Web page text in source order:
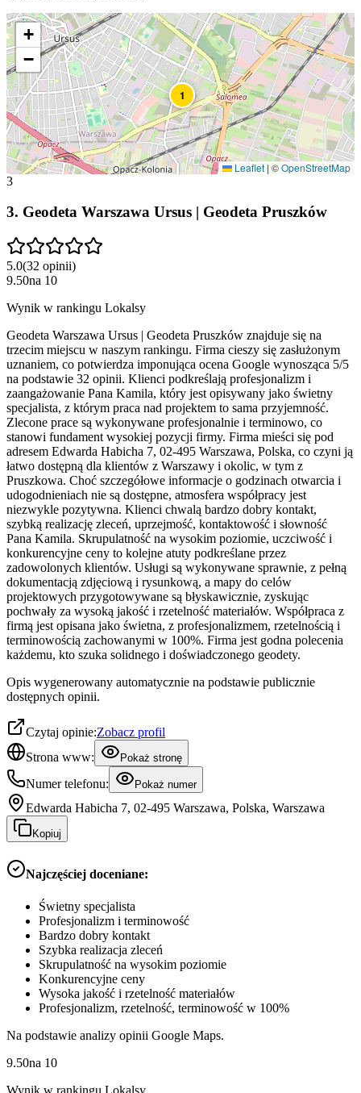
1
+
−
Leaflet | ©OpenStreetMap
3
3. Geodeta Warszawa Ursus | Geodeta Pruszków
5.0(32 opinii)
9.50na 10
Wynik w rankingu Lokalsy
Geodeta Warszawa Ursus | Geodeta Pruszków znajduje się na
trzecim miejscu w naszym rankingu. Firma cieszy się zasłużonym
uznaniem, co potwierdza imponująca ocena Google wynosząca 5/5
na podstawie 32 opinii. Klienci podkreślają profesjonalizm i
zaangażowanie Pana Kamila, który jest opisywany jako świetny
specjalista, z którym praca nad projektem to sama przyjemność.
Zlecone prace są wykonywane profesjonalnie i terminowo, co
stanowi fundament wysokiej pozycji firmy. Firma mieści się pod
adresem Edwarda Habicha 7, 02-495 Warszawa, Polska, co czyni ją
łatwo dostępną dla klientów z Warszawy i okolic, w tym z
Pruszkowa. Choć szczegółowe informacje o godzinach otwarcia i
udogodnieniach nie są dostępne, atmosfera współpracy jest
niezwykle pozytywna. Klienci chwalą bardzo dobry kontakt,
szybką realizację zleceń, uprzejmość, kontaktowość i słowność
Pana Kamila. Skrupulatność na wysokim poziomie, uczciwość i
konkurencyjne ceny to kolejne atuty podkreślane przez
zadowolonych klientów. Usługi są wykonywane sprawnie, z pełną
dokumentacją zdjęciową i rysunkową, a mapy do celów
projektowych przygotowywane są błyskawicznie, zyskując
pochwały za wysoką jakość i rzetelność materiałów. Współpraca z
firmą jest opisana jako świetna, z profesjonalizmem, rzetelnością i
terminowością zachowanymi w 100%. Firma jest godna polecenia
każdemu, kto szuka solidnego i doświadczonego geodety.
Opis wygenerowany automatycznie na podstawie publicznie
dostępnych opinii.
Czytaj opinie:Zobacz profil
Strona www:
Pokaż stronę
Numer telefonu: Pokaż numer
Edwarda Habicha 7, 02-495 Warszawa, Polska, Warszawa
Kopiuj
Najczęściej doceniane:
Świetny specjalista
Profesjonalizm i terminowość
Bardzo dobry kontakt
Szybka realizacja zleceń
Skrupulatność na wysokim poziomie
Konkurencyjne ceny
Wysoka jakość i rzetelność materiałów
Profesjonalizm, rzetelność, terminowość w 100%
Na podstawie analizy opinii Google Maps.
9.50na 10
Wynik w rankingu Lokalsy